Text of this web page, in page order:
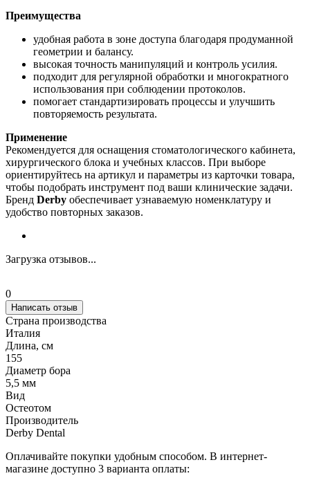
Преимущества
удобная работа в зоне доступа благодаря продуманной
геометрии и балансу.
высокая точность манипуляций и контроль усилия.
подходит для регулярной обработки и многократного
использования при соблюдении протоколов.
помогает стандартизировать процессы и улучшить
повторяемость результата.
Применение
Рекомендуется для оснащения стоматологического кабинета,
хирургического блока и учебных классов. При выборе
ориентируйтесь на артикул и параметры из карточки товара,
чтобы подобрать инструмент под ваши клинические задачи.
Бренд Derby обеспечивает узнаваемую номенклатуру и
удобство повторных заказов.
Загрузка отзывов...
0
Написать отзыв
Страна производства
Италия
Длина, см
155
Диаметр бора
5,5 мм
Вид
Остеотом
Производитель
Derby Dental
Оплачивайте покупки удобным способом. В интернет-
магазине доступно 3 варианта оплаты: